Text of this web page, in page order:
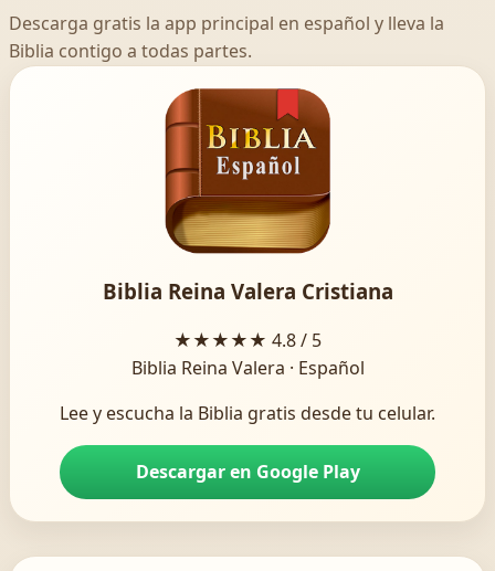
Descarga gratis la app principal en español y lleva la
Biblia contigo a todas partes.
Biblia Reina Valera Cristiana
★★★★★ 4.8 / 5
Biblia Reina Valera · Español
Lee y escucha la Biblia gratis desde tu celular.
Descargar en Google Play